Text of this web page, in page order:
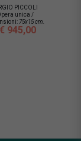
PICCOLI
unica /
75x15 cm.
€ 945,00